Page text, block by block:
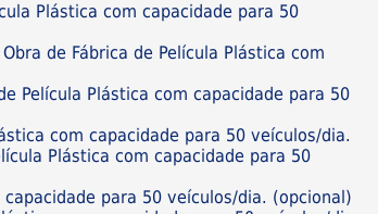
Plástica com capacidade para 50
de Fábrica de Película Plástica com
Película Plástica com capacidade para 50
com capacidade para 50 veículos/dia.
Plástica com capacidade para 50
para 50 veículos/dia. (opcional)